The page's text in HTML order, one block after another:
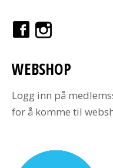
WEBSHOP
Logg inn på
for å komme til